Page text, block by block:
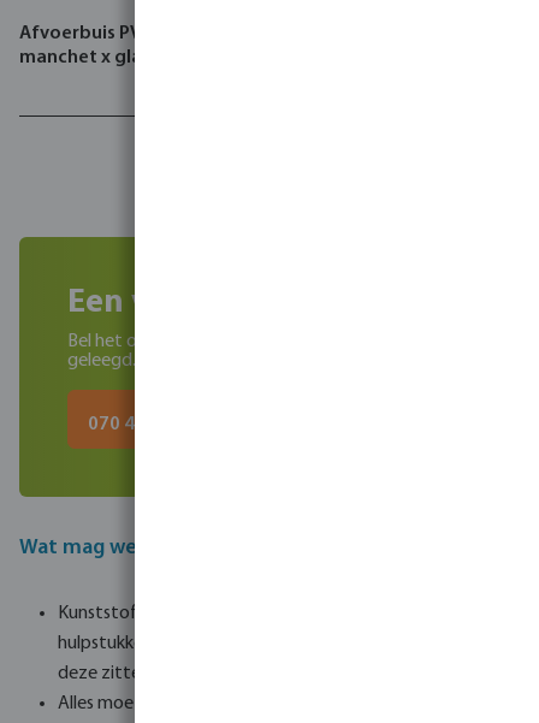
Afvoerbuis PVC-U KOMO
manchet x glad grijs
Een volle bigbag?
Bel het onderstaande nummer en het wordt voor u
geleegd.
070 444 0650
Wat mag wel in de BigBag?
Kunststof buizen, hulpstukken en dakgoten en
hulpstukken van PVC, PE en PP alsmede de doppen die op
deze zitten.
Alles moet enigzins schoon worden aangeleverd, bijv.